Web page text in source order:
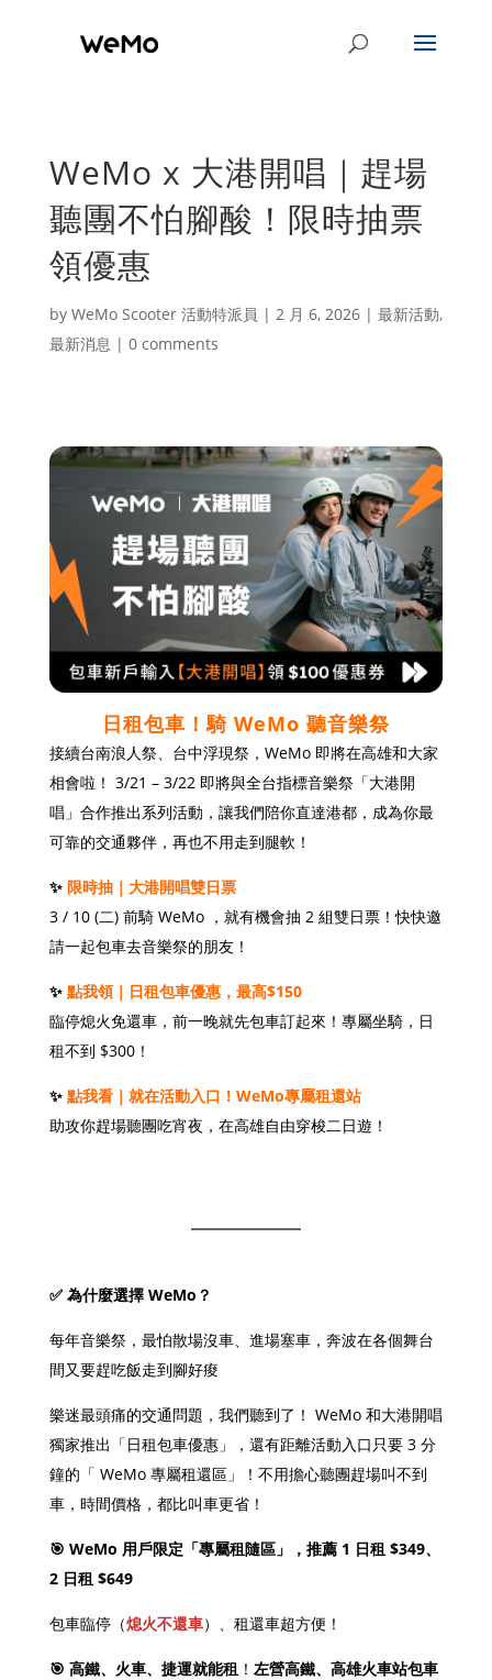
WeMo x 大港開唱｜趕場
聽團不怕腳酸！限時抽票
領優惠
by WeMo Scooter 活動特派員 | 2 月 6, 2026| 最新活動,
最新消息 | 0 comments
日租包車！騎 WeMo 聽音樂祭
接續台南浪人祭、台中浮現祭，WeMo 即將在高雄和大家
相會啦！ 3/21 – 3/22 即將與全台指標音樂祭「大港開
唱」合作推出系列活動，讓我們陪你直達港都，成為你最
可靠的交通夥伴，再也不用走到腿軟！
✨ 限時抽｜大港開唱雙日票
3 / 10 (二) 前騎 WeMo ，就有機會抽 2 組雙日票！快快邀
請一起包車去音樂祭的朋友！
✨ 點我領｜日租包車優惠，最高$150
臨停熄火免還車，前一晚就先包車訂起來！專屬坐騎，日
租不到 $300！
✨ 點我看｜就在活動入口！ WeMo專屬租還站
助攻你趕場聽團吃宵夜，在高雄自由穿梭二日遊！
✅ 為什麼選擇 WeMo？
每年音樂祭，最怕散場沒車、進場塞車，奔波在各個舞台
間又要趕吃飯走到腳好痠
樂迷最頭痛的交通問題，我們聽到了！ WeMo 和大港開唱
獨家推出「日租包車優惠」，還有距離活動入口只要 3 分
鐘的「 WeMo 專屬租還區」！不用擔心聽團趕場叫不到
車，時間價格，都比叫車更省！
🎯 WeMo 用戶限定「專屬租隨區」，推薦 1 日租 $349、
2 日租 $649
包車臨停（熄火不還車）、租還車超方便！
🎯 高鐵、火車、捷運就能租！ 左營高鐵、高雄火車站包車